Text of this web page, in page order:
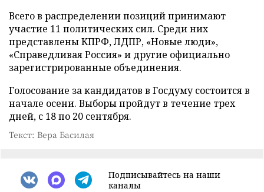
Всего в распределении позиций принимают
участие 11 политических сил. Среди них
представлены КПРФ, ЛДПР, «Новые люди»,
«Справедливая Россия» и другие официально
зарегистрированные объединения.
Голосование за кандидатов в Госдуму состоится в
начале осени. Выборы пройдут в течение трех
дней, с 18 по 20 сентября.
Текст: Вера Басилая
Подписывайтесь на наши
каналы